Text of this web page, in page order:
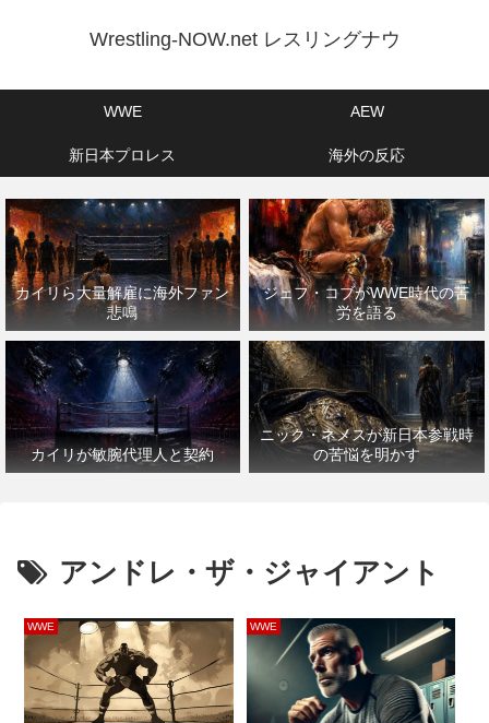
Wrestling-NOW.net レスリングナウ
WWE AEW
新日本プロレス 海外の反応
カイリら大量解雇に海外ファン
悲鳴
ジェフ・コブがWWE時代の苦
労を語る
カイリが敏腕代理人と契約
ニック・ネメスが新日本参戦時
の苦悩を明かす
アンドレ・ザ・ジャイアント
WWE WWE